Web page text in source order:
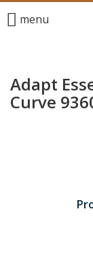
menu
Adapt
Curve